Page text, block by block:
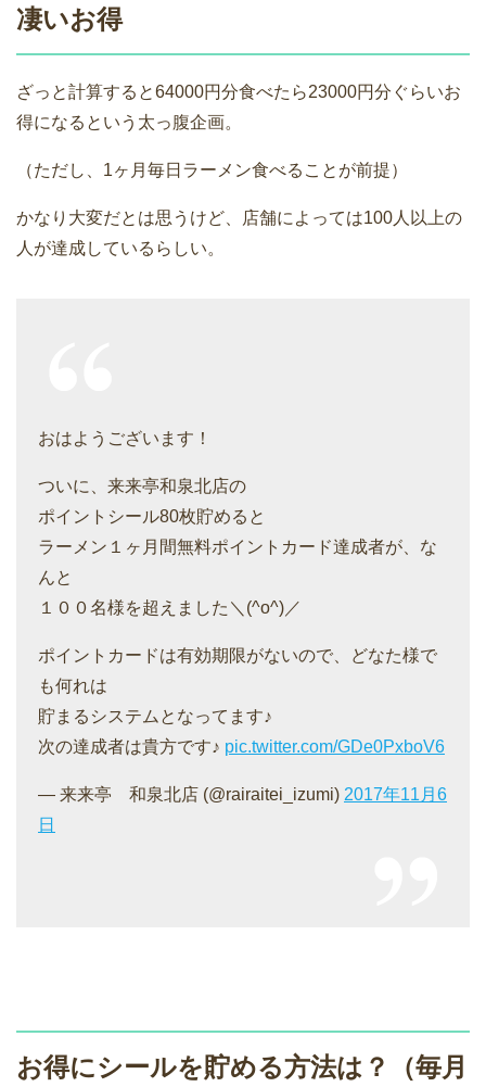
凄いお得
ざっと計算すると64000円分食べたら23000円分ぐらいお
得になるという太っ腹企画。
（ただし、1ヶ月毎日ラーメン食べることが前提）
かなり大変だとは思うけど、店舗によっては100人以上の
人が達成しているらしい。
おはようございます！
ついに、来来亭和泉北店の
ポイントシール80枚貯めると
ラーメン１ヶ月間無料ポイントカード達成者が、な
んと
１００名様を超えました＼(^o^)／
ポイントカードは有効期限がないので、どなた様で
も何れは
貯まるシステムとなってます♪
次の達成者は貴方です♪ pic.twitter.com/GDe0PxboV6
— 来来亭 和泉北店 (@rairaitei_izumi) 2017年11月6
日
お得にシールを貯める方法は？（毎月